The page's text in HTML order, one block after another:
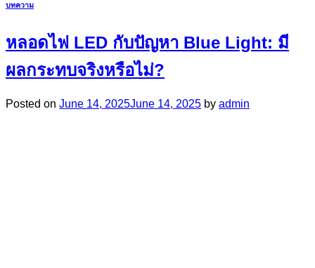
บทความ
หลอดไฟ LED กับปัญหา Blue Light: มี
ผลกระทบจริงหรือไม่?
Posted on June 14, 2025June 14, 2025 by admin